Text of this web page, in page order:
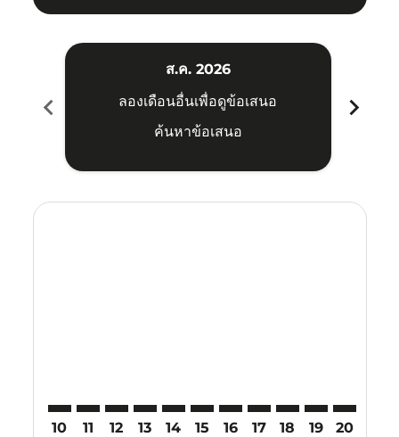
chevron_left
ส.ค. 2026
ลองเดือนอื่นเพื่อดูข้อเสนอ
ค้นหาข้อเสนอ
chevron_right
10 11 12 13 14 15 16 17 18 19 20